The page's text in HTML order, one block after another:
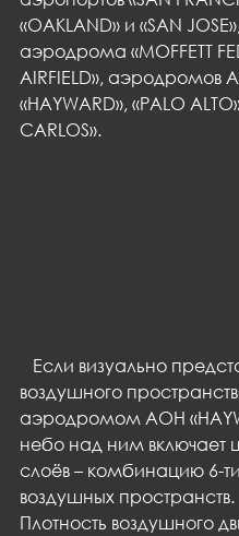
«OAKLAND» и «SAN
аэродрома «MOFFETT
AIRFIELD», аэродромов
«HAYWARD», «PALO
CARLOS».
воздушного
аэродромом АОН
небо над ним включает
слоёв – комбинацию 6-
воздушных пространств.
Плотность воздушного